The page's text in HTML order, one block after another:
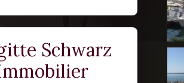
Schwarz